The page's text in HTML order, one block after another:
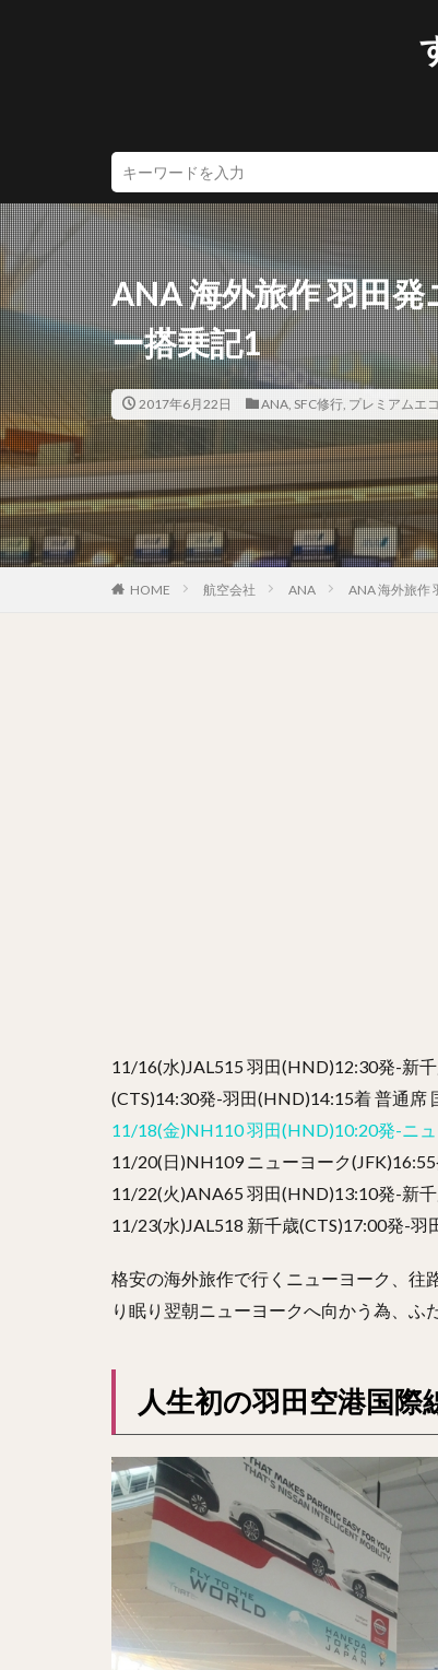
ANA 海外旅作 羽田
ー搭乗記1
2017年6月22日 ANA, SFC修行, プレミアムエ
HOME 航空会社 ANA ANA 海外旅作
11/16(水)JAL515 羽田(HND)12:30発-新
(CTS)14:30発-羽田(HND)14:15着 普通席
11/18(金)NH110 羽田(HND)10:20発-ニ
11/20(日)NH109 ニューヨーク
11/22(火)ANA65 羽田(HND)13:10発-新
11/23(水)JAL518 新千歳(CTS)17:00発-
格安の海外旅作で行くニューヨーク、往
り眠り翌朝ニューヨークへ向かう為、ふ
人生初の羽田空港国際